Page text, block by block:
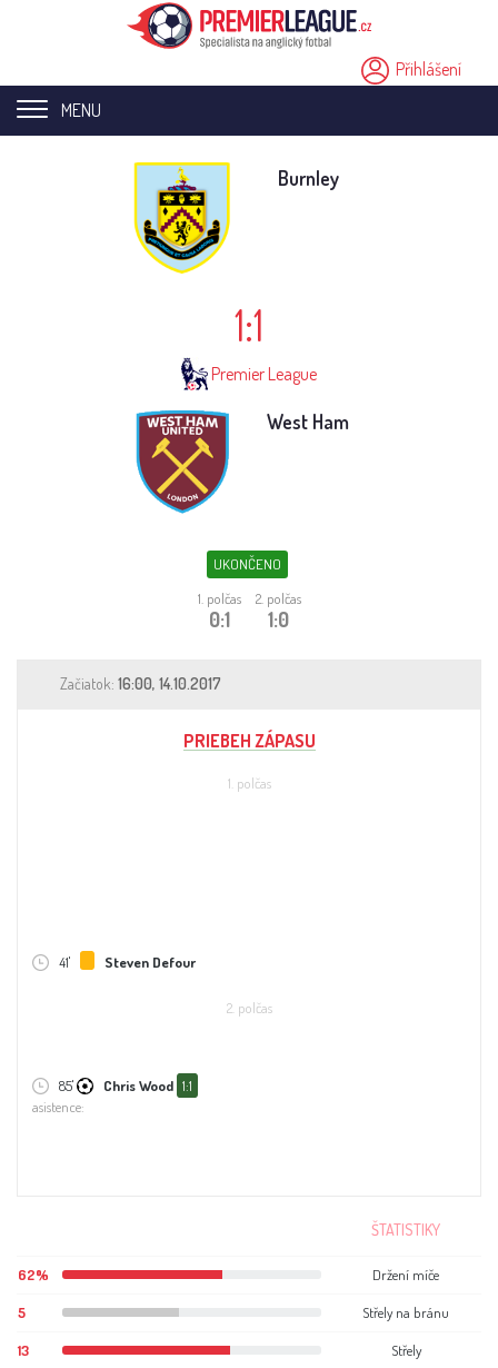
Přihlášení
MENU
Burnley
1:1
Premier League
West Ham
UKONČENO
1. polčas
0:1
2. polčas
1:0
Začiatok: 16:00, 14.10.2017
PRIEBEH ZÁPASU
1. polčas
41' Steven Defour
2. polčas
85' Chris Wood 1:1
asistence:
ŠTATISTIKY
62% Držení míče
5 Střely na bránu
13 Střely